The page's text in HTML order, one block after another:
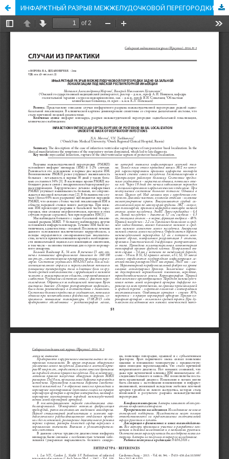
ИНФАРКТНЫЙ РАЗРЫВ МЕЖЖЕЛУДОЧКОВОЙ ПЕРЕГОРОДКИ ЗАДНЕ-БАЗАЛЬНОЙ ЛОКАЛИЗАЦИИ ПОД МАСКОЙ РЕСПИРАТОРНОЙ ИНФЕКЦИИ